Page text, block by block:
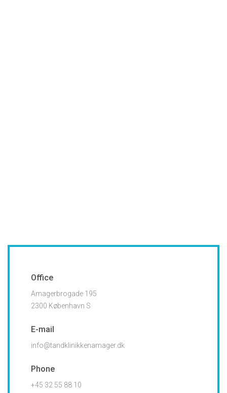
Office
Amagerbrogade 195
2300 København S
E-mail
info@tandklinikkenamager.dk
Phone
+45 32 55 88 10